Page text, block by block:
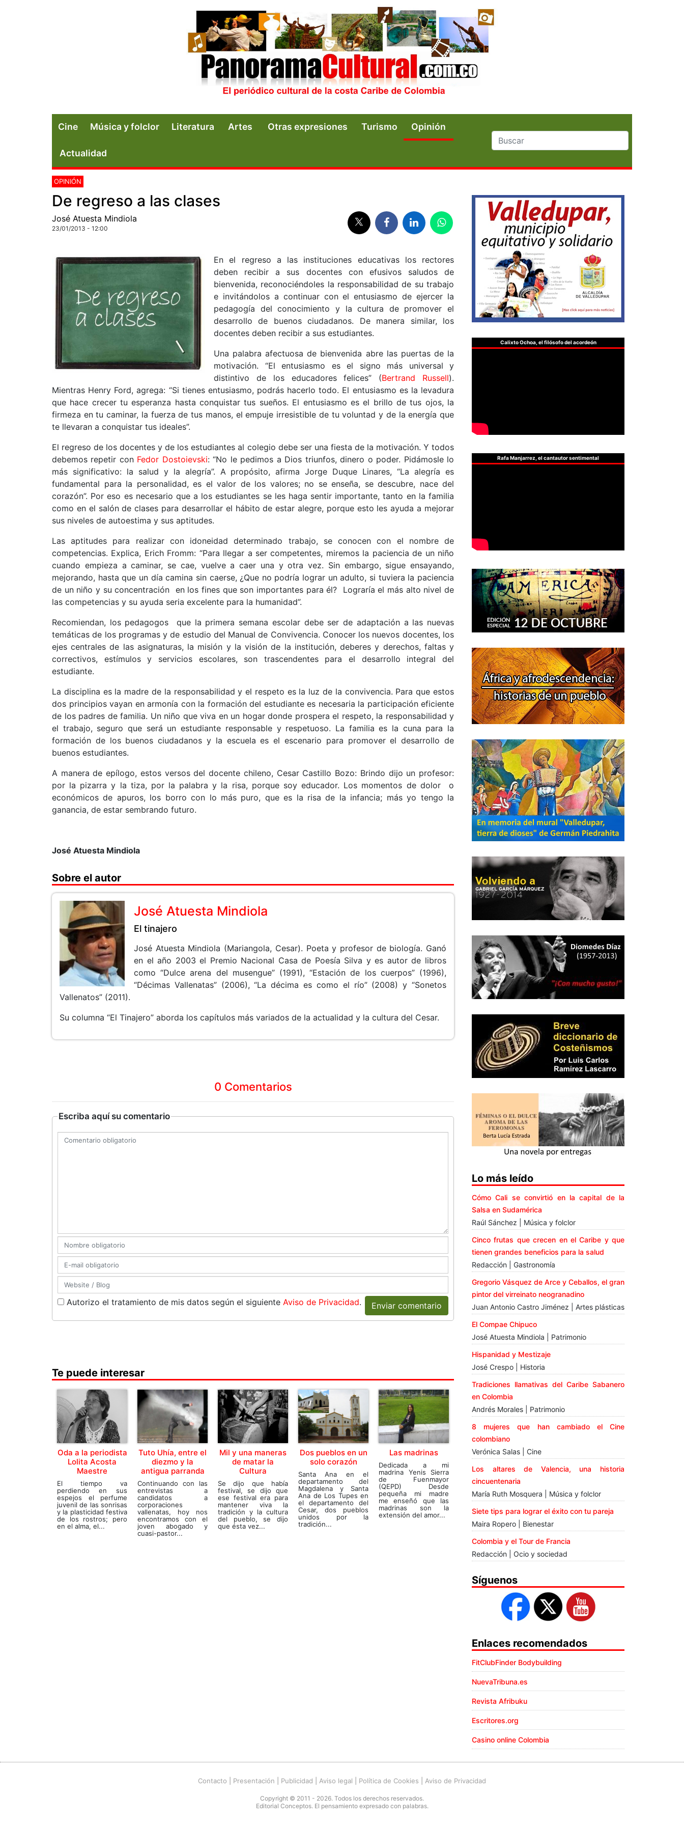
Cine Música y folclor Literatura Artes Otras expresiones Turismo Opinión
Actualidad
OPINIÓN
De regreso a las clases
José Atuesta Mindiola
23/01/2013 - 12:00
En el regreso a las instituciones educativas los rectores
deben recibir a sus docentes con efusivos saludos de
bienvenida, reconociéndoles la responsabilidad de su trabajo
e invitándolos a continuar con el entusiasmo de ejercer la
pedagogía del conocimiento y la cultura de promover el
desarrollo de buenos ciudadanos. De manera similar, los
docentes deben recibir a sus estudiantes.
Una palabra afectuosa de bienvenida abre las puertas de la
motivación. “El entusiasmo es el signo más universal y
distintivo de los educadores felices” (Bertrand Russell).
Mientras Henry Ford, agrega: “Si tienes entusiasmo, podrás hacerlo todo. El entusiasmo es la levadura
que hace crecer tu esperanza hasta conquistar tus sueños. El entusiasmo es el brillo de tus ojos, la
firmeza en tu caminar, la fuerza de tus manos, el empuje irresistible de tu voluntad y de la energía que
te llevaran a conquistar tus ideales”.
El regreso de los docentes y de los estudiantes al colegio debe ser una fiesta de la motivación. Y todos
debemos repetir con Fedor Dostoievski: “No le pedimos a Dios triunfos, dinero o poder. Pidámosle lo
más significativo: la salud y la alegría”. A propósito, afirma Jorge Duque Linares, “La alegría es
fundamental para la personalidad, es el valor de los valores; no se enseña, se descubre, nace del
corazón”. Por eso es necesario que a los estudiantes se les haga sentir importante, tanto en la familia
como en el salón de clases para desarrollar el hábito de estar alegre, porque esto les ayuda a mejorar
sus niveles de autoestima y sus aptitudes.
Las aptitudes para realizar con idoneidad determinado trabajo, se conocen con el nombre de
competencias. Explica, Erich Fromm: “Para llegar a ser competentes, miremos la paciencia de un niño
cuando empieza a caminar, se cae, vuelve a caer una y otra vez. Sin embargo, sigue ensayando,
mejorando, hasta que un día camina sin caerse, ¿Que no podría lograr un adulto, si tuviera la paciencia
de un niño y su concentración en los fines que son importantes para él? Lograría el más alto nivel de
las competencias y su ayuda seria excelente para la humanidad”.
Recomiendan, los pedagogos que la primera semana escolar debe ser de adaptación a las nuevas
temáticas de los programas y de estudio del Manual de Convivencia. Conocer los nuevos docentes, los
ejes centrales de las asignaturas, la misión y la visión de la institución, deberes y derechos, faltas y
correctivos, estímulos y servicios escolares, son trascendentes para el desarrollo integral del
estudiante.
La disciplina es la madre de la responsabilidad y el respeto es la luz de la convivencia. Para que estos
dos principios vayan en armonía con la formación del estudiante es necesaria la participación eficiente
de los padres de familia. Un niño que viva en un hogar donde prospera el respeto, la responsabilidad y
el trabajo, seguro que será un estudiante responsable y respetuoso. La familia es la cuna para la
formación de los buenos ciudadanos y la escuela es el escenario para promover el desarrollo de
buenos estudiantes.
A manera de epílogo, estos versos del docente chileno, Cesar Castillo Bozo: Brindo dijo un profesor:
por la pizarra y la tiza, por la palabra y la risa, porque soy educador. Los momentos de dolor o
económicos de apuros, los borro con lo más puro, que es la risa de la infancia; más yo tengo la
ganancia, de estar sembrando futuro.
José Atuesta Mindiola
Sobre el autor
José Atuesta Mindiola
El tinajero
José Atuesta Mindiola (Mariangola, Cesar). Poeta y profesor de biología. Ganó
en el año 2003 el Premio Nacional Casa de Poesía Silva y es autor de libros
como “Dulce arena del musengue” (1991), “Estación de los cuerpos” (1996),
“Décimas Vallenatas” (2006), “La décima es como el río” (2008) y “Sonetos
Vallenatos” (2011).
Su columna “El Tinajero” aborda los capítulos más variados de la actualidad y la cultura del Cesar.
0 Comentarios
Escriba aquí su comentario
Autorizo el tratamiento de mis datos según el siguiente Aviso de Privacidad. Enviar comentario
Te puede interesar
Oda a la periodista
Lolita Acosta
Maestre
El tiempo va
perdiendo en sus
espejos el perfume
juvenil de las sonrisas
y la plasticidad festiva
de los rostros; pero
en el alma, el...
Tuto Uhía, entre el
diezmo y la
antigua parranda
Continuando con las
entrevistas a
candidatos a
corporaciones
vallenatas, hoy nos
encontramos con el
joven abogado y
cuasi-pastor...
Mil y una maneras
de matar la
Cultura
Se dijo que había
festival, se dijo que
ese festival era para
mantener viva la
tradición y la cultura
del pueblo, se dijo
que ésta vez...
Dos pueblos en un
solo corazón
Santa Ana en el
departamento del
Magdalena y Santa
Ana de Los Tupes en
el departamento del
Cesar, dos pueblos
unidos por la
tradición...
Las madrinas
Dedicada a mi
madrina Yenis Sierra
de Fuenmayor
(QEPD) Desde
pequeña mi madre
me enseñó que las
madrinas son la
extensión del amor...
Calixto Ochoa, el filósofo del acordeón
Rafa Manjarrez, el cantautor sentimental
Lo más leído
Cómo Cali se convirtió en la capital de la
Salsa en Sudamérica
Raúl Sánchez | Música y folclor
Cinco frutas que crecen en el Caribe y que
tienen grandes beneficios para la salud
Redacción | Gastronomía
Gregorio Vásquez de Arce y Ceballos, el gran
pintor del virreinato neogranadino
Juan Antonio Castro Jiménez | Artes plásticas
El Compae Chipuco
José Atuesta Mindiola | Patrimonio
Hispanidad y Mestizaje
José Crespo | Historia
Tradiciones llamativas del Caribe Sabanero
en Colombia
Andrés Morales | Patrimonio
8 mujeres que han cambiado el Cine
colombiano
Verónica Salas | Cine
Los altares de Valencia, una historia
cincuentenaria
María Ruth Mosquera | Música y folclor
Siete tips para lograr el éxito con tu pareja
Maira Ropero | Bienestar
Colombia y el Tour de Francia
Redacción | Ocio y sociedad
Síguenos
Enlaces recomendados
FitClubFinder Bodybuilding
NuevaTribuna.es
Revista Afribuku
Escritores.org
Casino online Colombia
Contacto Presentación Publicidad Aviso legal Política de Cookies Aviso de Privacidad
Copyright © 2011 - 2026. Todos los derechos reservados.
Editorial Conceptos. El pensamiento expresado con palabras.